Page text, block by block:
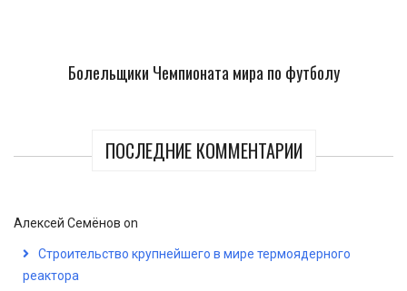
Болельщики Чемпионата мира по футболу
ПОСЛЕДНИЕ КОММЕНТАРИИ
Алексей Семёнов on
Строительство крупнейшего в мире термоядерного
реактора